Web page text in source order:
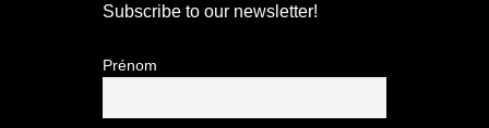
Subscribe to our newsletter!
Prénom